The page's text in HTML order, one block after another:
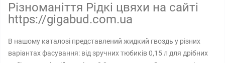
Різноманіття Рідкі цвяхи на сайті
https://gigabud.com.ua
В нашому каталозі представлений жидкий гвоздь у різних
варіантах фасування: від зручних тюбиків 0,15 л для дрібних